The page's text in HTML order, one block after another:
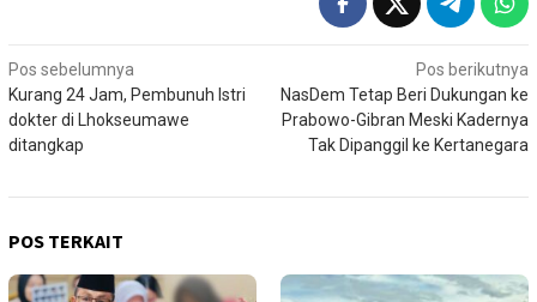
Navigasi
pos
Pos sebelumnya
Kurang 24 Jam, Pembunuh Istri
dokter di Lhokseumawe
ditangkap
Pos berikutnya
NasDem Tetap Beri Dukungan ke
Prabowo-Gibran Meski Kadernya
Tak Dipanggil ke Kertanegara
POS TERKAIT